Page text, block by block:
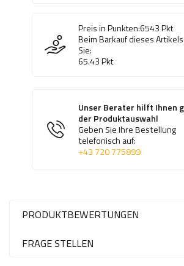
Preis in Punkten:6543Pkt
Beim Barkauf dieses
Sie:
65.43Pkt
Unser Berater hilft Ihnen
der Produktauswahl
Geben Sie Ihre Bestellung
telefonisch auf:
+43 720 775899
PRODUKTBEWERTUNGEN
FRAGE STELLEN